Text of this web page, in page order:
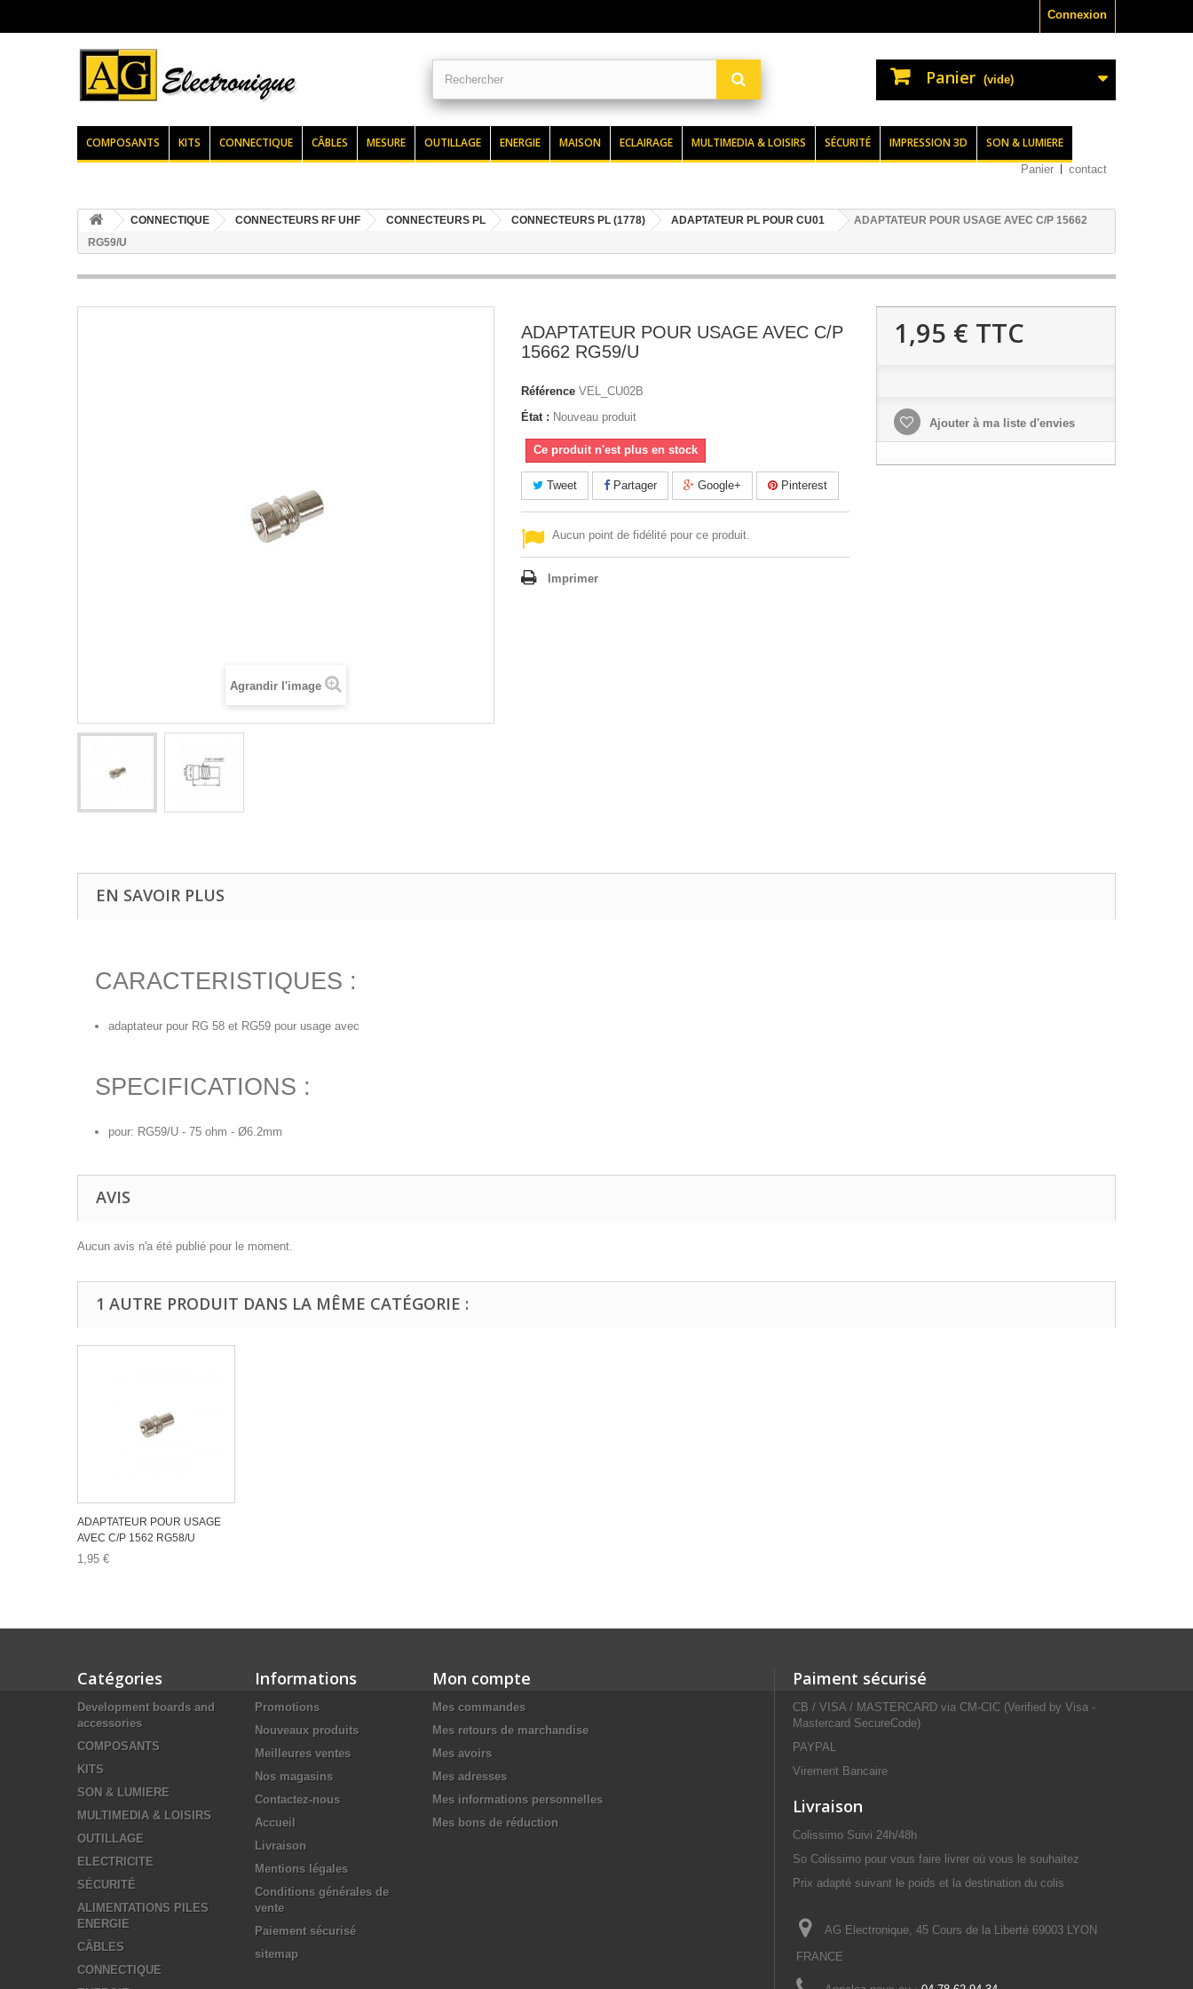
Connexion
Panier (vide)
COMPOSANTS KITS CONNECTIQUE CÂBLES MESURE OUTILLAGE ENERGIE MAISON ECLAIRAGE MULTIMEDIA & LOISIRS SÉCURITÉ IMPRESSION 3D SON & LUMIERE
Panier contact
CONNECTIQUE CONNECTEURS RF UHF CONNECTEURS PL CONNECTEURS PL (1778) ADAPTATEUR PL POUR CU01
ADAPTATEUR POUR USAGE AVEC C/P 15662
RG59/U
Agrandir l'image
ADAPTATEUR POUR USAGE AVEC C/P
15662 RG59/U
Référence VEL_CU02B
État : Nouveau produit
Ce produit n'est plus en stock
Tweet Partager Google+ Pinterest
Aucun point de fidélité pour ce produit.
Imprimer
1,95 € TTC
Ajouter à ma liste d'envies
EN SAVOIR PLUS
CARACTERISTIQUES :
adaptateur pour RG 58 et RG59 pour usage avec
SPECIFICATIONS :
pour: RG59/U - 75 ohm - Ø6.2mm
AVIS
Aucun avis n'a été publié pour le moment.
1 AUTRE PRODUIT DANS LA MÊME CATÉGORIE :
ADAPTATEUR POUR USAGE
AVEC C/P 1562 RG58/U
1,95 €
Catégories
Development boards and
accessories
COMPOSANTS
KITS
SON & LUMIERE
MULTIMEDIA & LOISIRS
OUTILLAGE
ELECTRICITE
SÉCURITÉ
ALIMENTATIONS PILES
ENERGIE
CÂBLES
CONNECTIQUE
Informations
Promotions
Nouveaux produits
Meilleures ventes
Nos magasins
Contactez-nous
Accueil
Livraison
Mentions légales
Conditions générales de
vente
Paiement sécurisé
sitemap
Mon compte
Mes commandes
Mes retours de marchandise
Mes avoirs
Mes adresses
Mes informations personnelles
Mes bons de réduction
Paiment sécurisé
CB / VISA / MASTERCARD via CM-CIC (Verified by Visa -
Mastercard SecureCode)
PAYPAL
Virement Bancaire
Livraison
Colissimo Suivi 24h/48h
So Colissimo pour vous faire livrer où vous le souhaitez
Prix adapté suivant le poids et la destination du colis
AG Electronique, 45 Cours de la Liberté 69003 LYON
FRANCE